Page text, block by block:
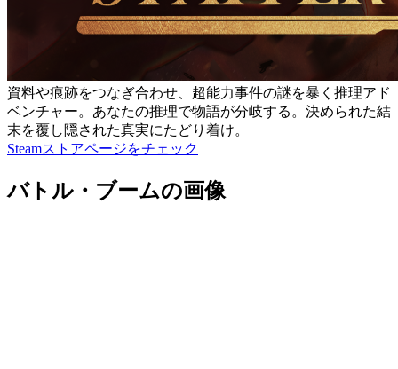
資料や痕跡をつなぎ合わせ、超能力事件の謎を暴く推理アド
ベンチャー。あなたの推理で物語が分岐する。決められた結
末を覆し隠された真実にたどり着け。
Steamストアページをチェック
バトル・ブームの画像